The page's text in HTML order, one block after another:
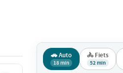
🚗 Auto
18 min
🚴 Fiets
52 min